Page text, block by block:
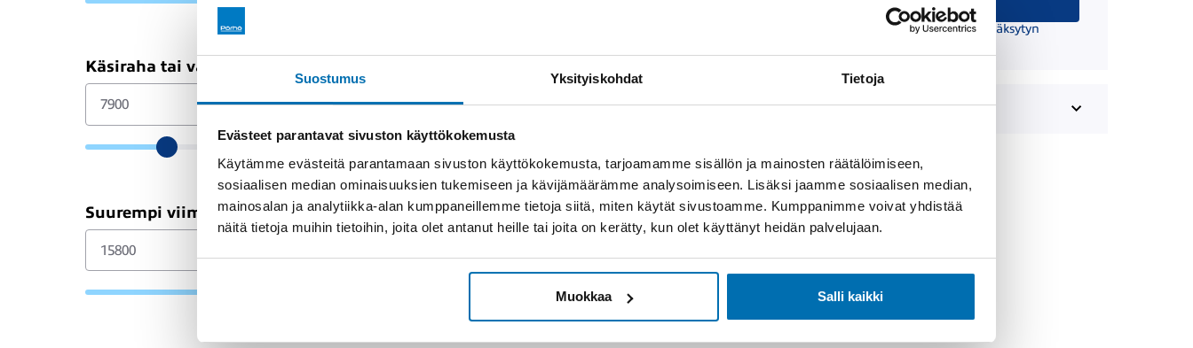
Suostumus Yksityiskohdat Tietoja
Evästeet parantavat sivuston käyttökokemusta
Käytämme evästeitä parantamaan sivuston käyttökokemusta, tarjoamamme sisällön ja mainosten räätälöimiseen,
sosiaalisen median ominaisuuksien tukemiseen ja kävijämäärämme analysoimiseen. Lisäksi jaamme sosiaalisen median,
mainosalan ja analytiikka-alan kumppaneillemme tietoja siitä, miten käytät sivustoamme. Kumppanimme voivat yhdistää
näitä tietoja muihin tietoihin, joita olet antanut heille tai joita on kerätty, kun olet käyttänyt heidän palvelujaan.
Muokkaa Salli kaikki
Käsiraha tai vaihtoauto (€)
Suurempi viimeinen erä (€)
Rahoituslaskelma on suuntaa antava ja edellyttää hyväksytyn
Näytärahoitustiedot